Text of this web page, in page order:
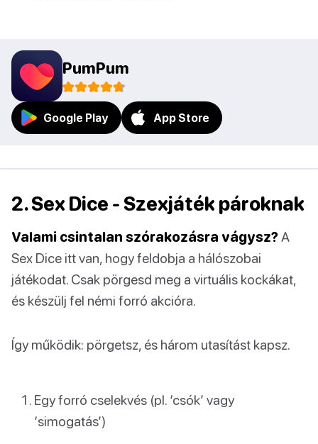
PumPum
Google Play App Store
2. Sex Dice - Szexjáték pároknak
Valami csintalan szórakozásra vágysz?A
Sex Dice itt van, hogy feldobja a hálószobai
játékodat. Csak pörgesd meg a virtuális kockákat,
és készülj fel némi forró akcióra.
Így működik: pörgetsz, és három utasítást kapsz.
Egy forró cselekvés (pl. ‘csók’ vagy
‘simogatás’)